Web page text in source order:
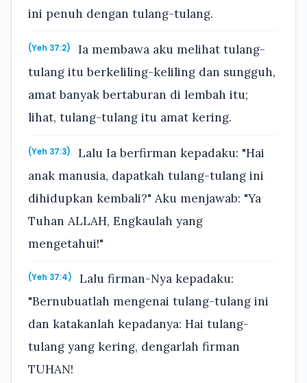
ini penuh dengan tulang-tulang.
(Yeh 37:2)
Ia membawa aku melihat tulang-
tulang itu berkeliling-keliling dan sungguh,
amat banyak bertaburan di lembah itu;
lihat, tulang-tulang itu amat kering.
(Yeh 37:3)
Lalu Ia berfirman kepadaku: "Hai
anak manusia, dapatkah tulang-tulang ini
dihidupkan kembali?" Aku menjawab: "Ya
Tuhan ALLAH, Engkaulah yang
mengetahui!"
(Yeh 37:4)
Lalu firman-Nya kepadaku:
"Bernubuatlah mengenai tulang-tulang ini
dan katakanlah kepadanya: Hai tulang-
tulang yang kering, dengarlah firman
TUHAN!